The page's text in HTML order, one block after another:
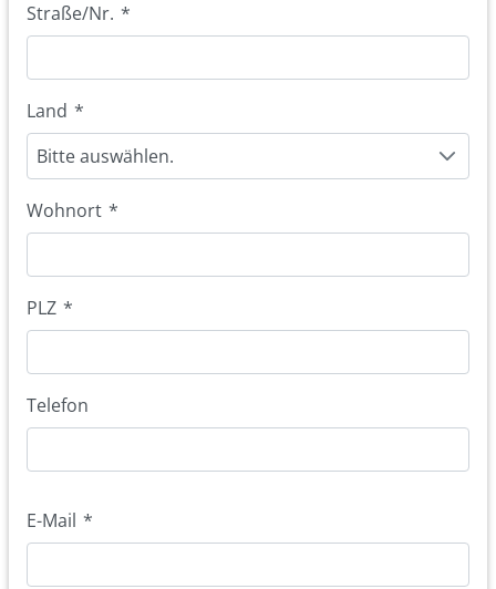
Straße/Nr. *
Land *
Bitte auswählen.
Wohnort *
PLZ *
Telefon
E-Mail *